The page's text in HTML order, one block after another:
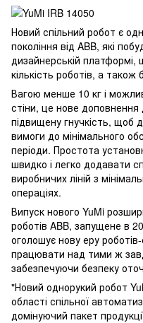
Новий спільний робот є
покоління від ABB, які
дизайнерській
кількість роботів, а також
Вагою менше 10 кг і
стіни, це нове доповнення
підвищену гнучкість, щоб
вимоги до мінімального
періоди. Простота
швидко і легко додавати
виробничих ліній з
операціях.
Випуск нового YuMi
роботів ABB, запущене в
оголошує нову еру роботів-
працювати над тими ж
забезпечуючи безпеку
"Новий однорукий робот
області спільної
домінуючий пакет